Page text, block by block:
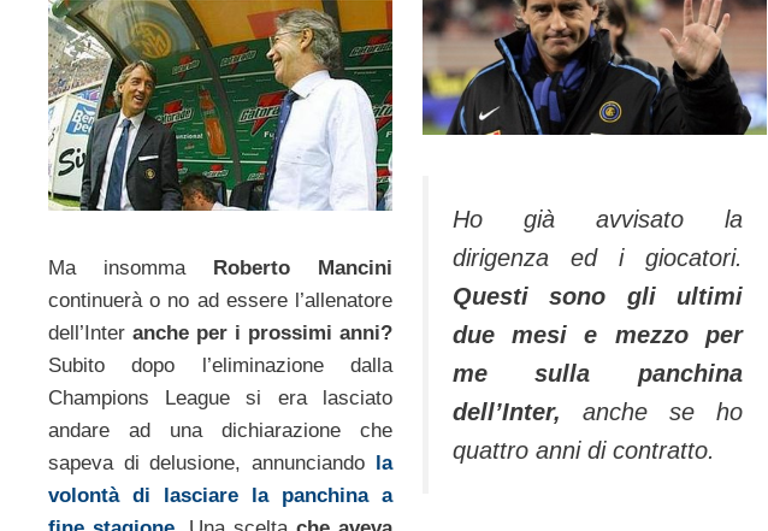
Ma insomma Roberto Mancini
continuerà o no ad essere l’allenatore
dell’Inter anche per i prossimi anni?
Subito dopo l’eliminazione dalla
Champions League si era lasciato
andare ad una dichiarazione che
sapeva di delusione, annunciando la
volontà di lasciare la panchina a
Ho già avvisato la
dirigenza ed i giocatori.
Questi sono gli ultimi
due mesi e mezzo per
me sulla panchina
dell’Inter, anche se ho
quattro anni di contratto.